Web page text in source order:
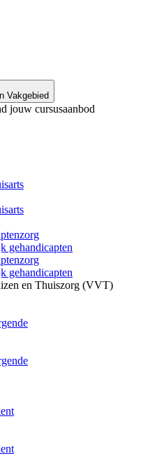
Vakgebied
jouw cursusaanbod
gehandicapten
gehandicapten
en Thuiszorg (VVT)